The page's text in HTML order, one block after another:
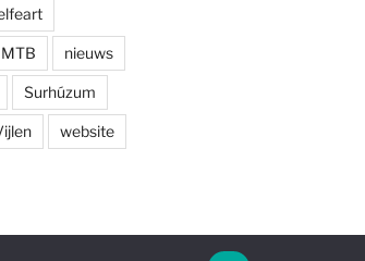
MTB nieuws
Surhúzum
website